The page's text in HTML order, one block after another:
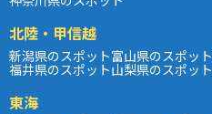
北陸・甲信越
新潟県のスポット富山県のスポット
福井県のスポット山梨県のスポット
東海